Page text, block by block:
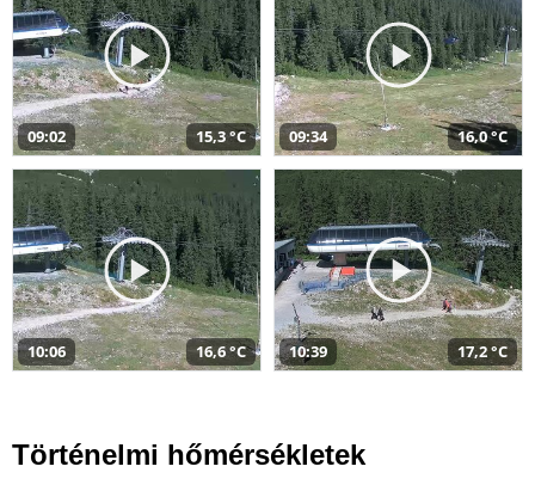
09:02 15,3 °C 09:34 16,0 °C
10:06 16,6 °C 10:39 17,2 °C
Történelmi hőmérsékletek